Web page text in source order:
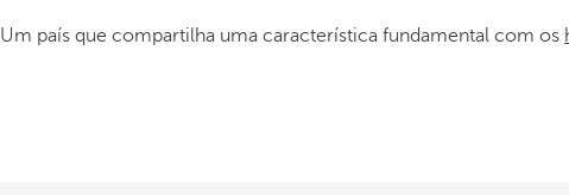
Um país que compartilha uma característica fundamental com os